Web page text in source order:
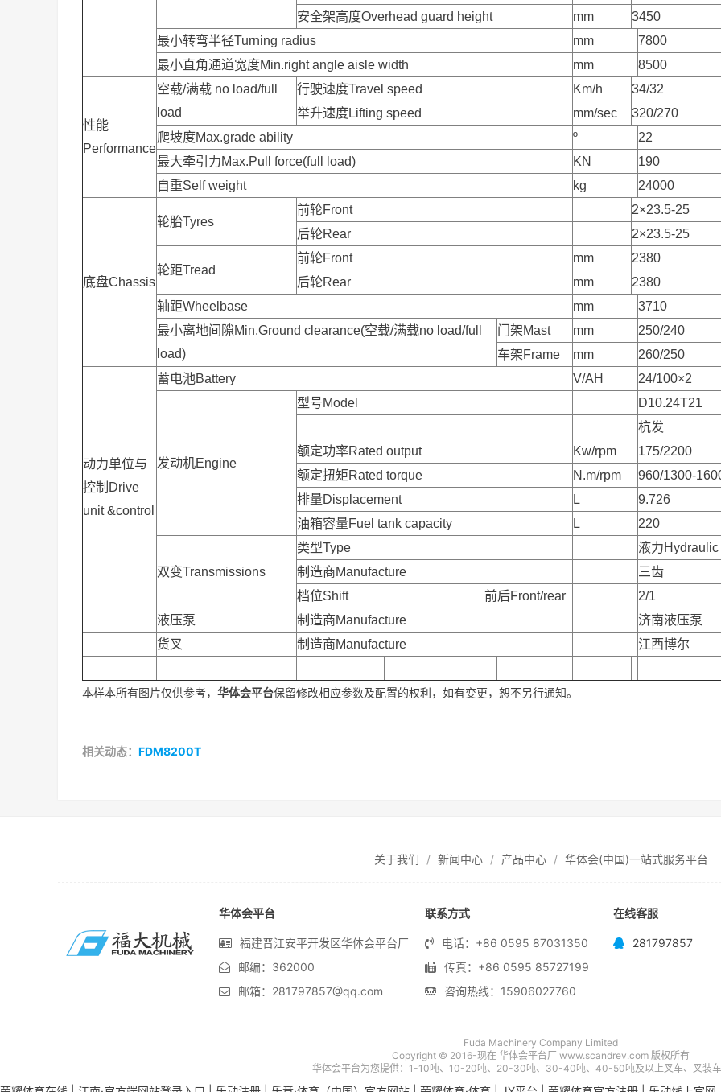
安全架高度Overhead guard height
mm
3450
最小转弯半径Turning radius
mm
7800
最小直角通道宽度Min.right angle aisle width
mm 8500
性能
Performance
空载/满载 no load/full
load
行驶速度Travel speed Km/h
34/32
举升速度Lifting speed
mm/sec
320/270
爬坡度Max.grade ability
º
22
最大牵引力Max.Pull force(full load)
KN
190
自重Self weight
kg 24000
底盘Chassis
轮胎Tyres
前轮Front
2×23.5-25
后轮Rear
2×23.5-25
轮距Tread
前轮Front mm
2380
后轮Rear
mm
2380
轴距Wheelbase
mm
3710
最小离地间隙Min.Ground clearance(空载/满载no load/full
load)
门架Mast mm
250/240
车架Frame
mm 260/250
动力单位与
控制Drive
unit &control
蓄电池Battery V/AH 24/100×2
发动机Engine
型号Model
D10.24T21
杭发
额定功率Rated output
Kw/rpm
175/2200
额定扭矩Rated torque
N.m/rpm
960/1300-
排量Displacement
L
9.726
油箱容量Fuel tank capacity
L 220
双变Transmissions
类型Type
液力Hydraulic
制造商Manufacture
三齿
档位Shift
前后Front/rear
2/1
液压泵
制造商Manufacture
济南液压泵
货叉
制造商Manufacture 江西博尔
本样本所有图片仅供参考， 华体会平台保留修改相应参数及配置的权利，如有变更，恕不另行通知。
相关动态： FDM8200T
关于我们 新闻中心 产品中心 华体会(中国)一站式服务平台
华体会平台
福建晋江安平开发区华体会平台厂
邮编：362000
邮箱：281797857@qq.com
联系方式
电话：+86 0595 87031350
传真：+86 0595 85727199
咨询热线：15906027760
在线客服
281797857
Fuda Machinery Company Limited
Copyright © 2016-现在 华体会平台厂 www.scandrev.com 版权所有
华体会平台为您提供：1-10吨、10-20吨、20-30吨、30-40吨、40-50吨及以上叉车、叉装